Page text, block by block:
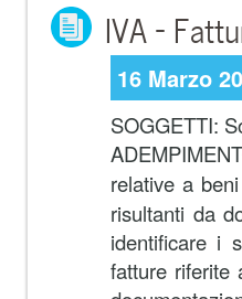
IVA –
16 Marzo
SOGGETTI:
relative a
risultanti da
identificare i
fatture riferite